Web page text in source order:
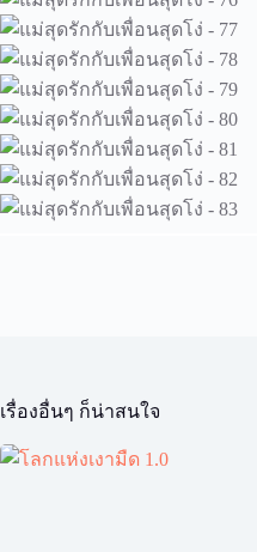
เรื่องอื่นๆ ก็น่าสนใจ